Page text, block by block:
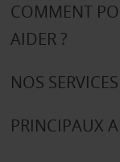
COMMENT
AIDER ?
NOS SERVICES
PRINCIPAUX